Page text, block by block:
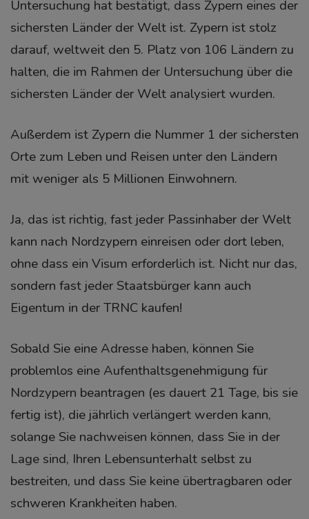
Untersuchung hat bestätigt, dass Zypern eines der
sichersten Länder der Welt ist. Zypern ist stolz
darauf, weltweit den 5. Platz von 106 Ländern zu
halten, die im Rahmen der Untersuchung über die
sichersten Länder der Welt analysiert wurden.
Außerdem ist Zypern die Nummer 1 der sichersten
Orte zum Leben und Reisen unter den Ländern
mit weniger als 5 Millionen Einwohnern.
Ja, das ist richtig, fast jeder Passinhaber der Welt
kann nach Nordzypern einreisen oder dort leben,
ohne dass ein Visum erforderlich ist. Nicht nur das,
sondern fast jeder Staatsbürger kann auch
Eigentum in der TRNC kaufen!
Sobald Sie eine Adresse haben, können Sie
problemlos eine Aufenthaltsgenehmigung für
Nordzypern beantragen (es dauert 21 Tage, bis sie
fertig ist), die jährlich verlängert werden kann,
solange Sie nachweisen können, dass Sie in der
Lage sind, Ihren Lebensunterhalt selbst zu
bestreiten, und dass Sie keine übertragbaren oder
schweren Krankheiten haben.